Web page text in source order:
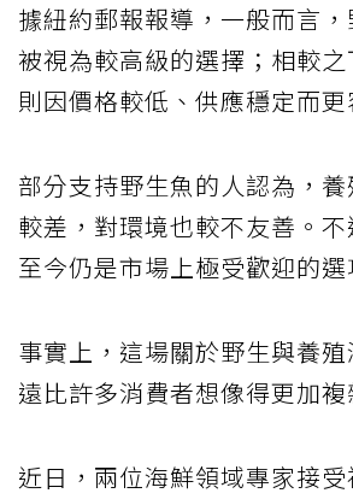
據紐約郵報報導，一般而言
被視為較高級的選擇；相較
則因價格較低、供應穩定而更
部分支持野生魚的人認為，
較差，對環境也較不友善。
至今仍是市場上極受歡迎的選
事實上，這場關於野生與養殖
遠比許多消費者想像得更加複
近日，兩位海鮮領域專家接